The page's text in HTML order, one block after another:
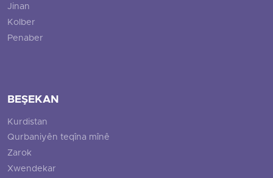
Jinan
Kolber
Penaber
BEŞEKAN
Kurdistan
Qurbaniyên teqîna mînê
Zarok
Xwendekar